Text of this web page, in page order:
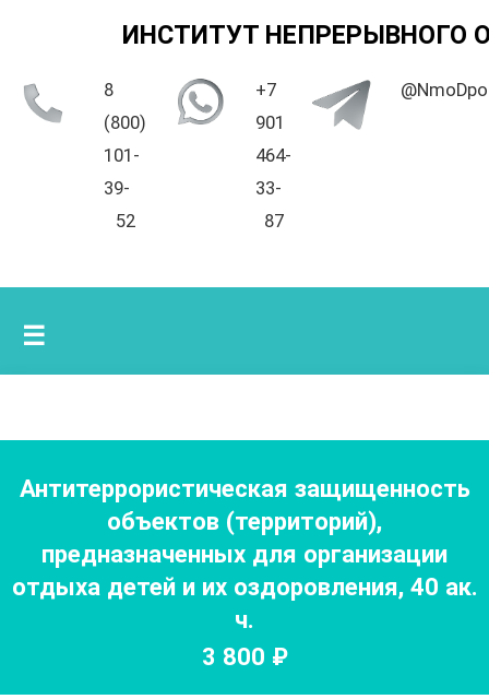
ИНСТИТУТ НЕПРЕРЫВНОГО
8
(800)
101-
39-
52
+7
901
464-
33-
87
☰
Антитеррористическая защищенность
объектов (территорий),
предназначенных для организации
отдыха детей и их оздоровления, 40 ак.
ч.
3 800 ₽